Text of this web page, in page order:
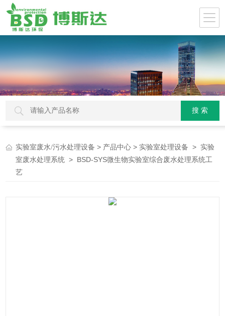
实验室废水/污水处理设备 > 产品中心 > 实验室处理设备 > 实验
室废水处理系统 > BSD-SYS微生物实验室综合废水处理系统工
艺